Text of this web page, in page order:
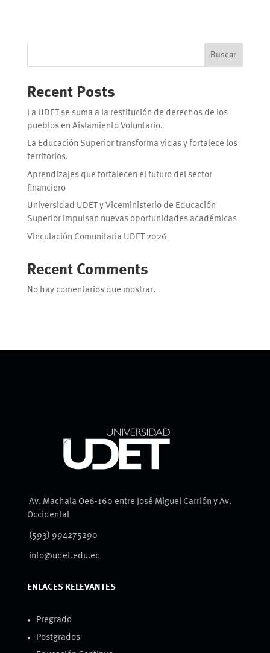
Buscar
Recent Posts
La UDET se suma a la restitución de derechos de los
pueblos en Aislamiento Voluntario.
La Educación Superior transforma vidas y fortalece los
territorios.
Aprendizajes que fortalecen el futuro del sector
financiero
Universidad UDET y Viceministerio de Educación
Superior impulsan nuevas oportunidades académicas
Vinculación Comunitaria UDET 2026
Recent Comments
No hay comentarios que mostrar.
Av. Machala Oe6-160 entre José Miguel Carrión y Av.
Occidental
(593) 994275290
info@udet.edu.ec
ENLACES RELEVANTES
Pregrado
Postgrados